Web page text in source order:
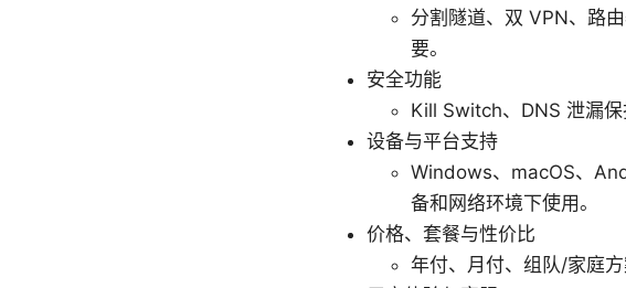
分割隧道、双 VPN、路
要。
安全功能
Kill Switch、DNS 泄漏保
设备与平台支持
Windows、macOS、
备和网络环境下使用。
价格、套餐与性价比
年付、月付、组队/家庭